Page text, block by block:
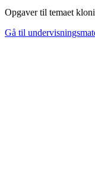
Opgaver til temaet
Gå til